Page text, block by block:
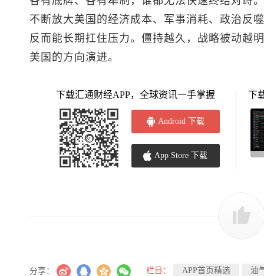
不断放大美国的经济成本、军事消耗、政治反
反而能长期扛住压力。僵持越久，战略被动越
美国的方向演进。
下载汇通财经APP，全球资讯一手掌握
Android 下载
App Store 下载
下
分享： 栏目： APP首页精选 油